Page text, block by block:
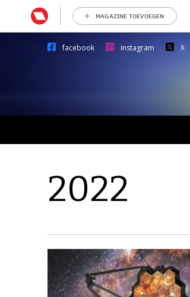
MAGAZINE TOEVOEGEN
facebook instagram X
2022